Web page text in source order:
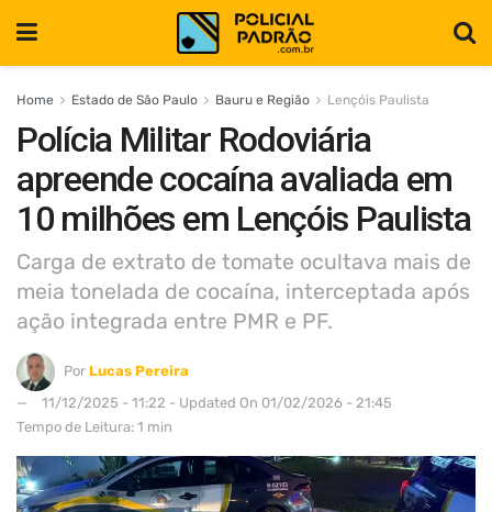
Home Estado de São Paulo Bauru e Região Lençóis Paulista
Polícia Militar Rodoviária
apreende cocaína avaliada em
10 milhões em Lençóis Paulista
Carga de extrato de tomate ocultava mais de
meia tonelada de cocaína, interceptada após
ação integrada entre PMR e PF.
Por Lucas Pereira
11/12/2025 - 11:22 - Updated On 01/02/2026 - 21:45
Tempo de Leitura: 1 min